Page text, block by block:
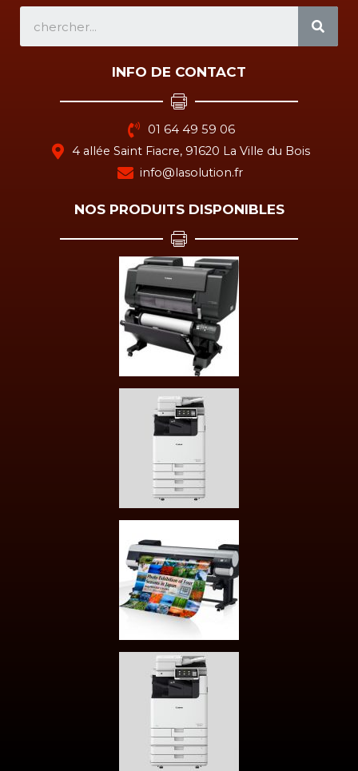
INFO DE CONTACT
01 64 49 59 06
4 allée Saint Fiacre, 91620 La Ville du Bois
info@lasolution.fr
NOS PRODUITS DISPONIBLES